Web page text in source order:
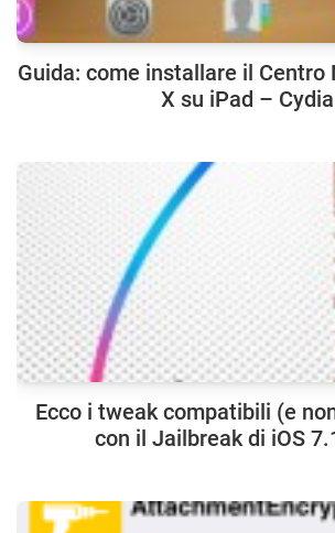
Guida: come installare il Centro
X su iPad – Cydia
Ecco i tweak compatibili (e
con il Jailbreak di iOS